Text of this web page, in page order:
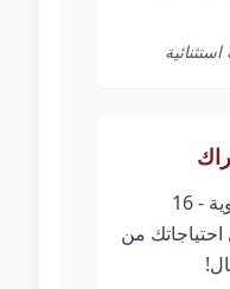
مثل شبكة العنكبوت القوية - 16
من